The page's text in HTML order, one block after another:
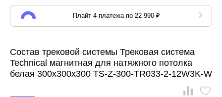
Плайт 4 платежа по 22 990 ₽
Состав трековой системы Трековая система
Technical магнитная для натяжного потолка
белая 300x300x300 TS-Z-300-TR033-2-12W3K-W